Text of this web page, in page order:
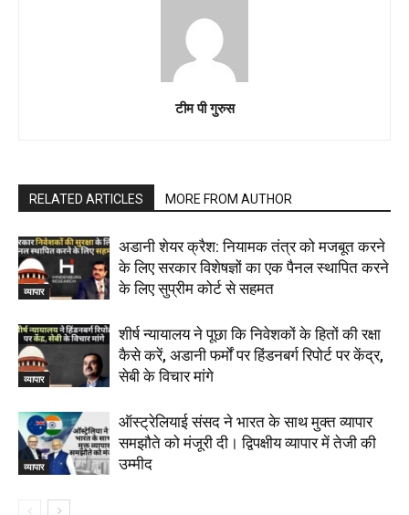
टीम पी गुरुस
RELATED ARTICLES MORE FROM AUTHOR
व्यापार
अडानी शेयर क्रैश: नियामक तंत्र को मजबूत करने
के लिए सरकार विशेषज्ञों का एक पैनल स्थापित करने
के लिए सुप्रीम कोर्ट से सहमत
व्यापार
शीर्ष न्यायालय ने पूछा कि निवेशकों के हितों की रक्षा
कैसे करें, अडानी फर्मों पर हिंडनबर्ग रिपोर्ट पर केंद्र,
सेबी के विचार मांगे
व्यापार
ऑस्ट्रेलियाई संसद ने भारत के साथ मुक्त व्यापार
समझौते को मंजूरी दी। द्विपक्षीय व्यापार में तेजी की
उम्मीद